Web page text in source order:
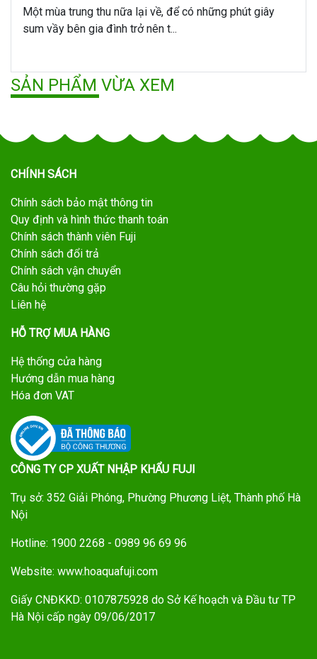
Một mùa trung thu nữa lại về, để có những phút giây
sum vầy bên gia đình trở nên t...
SẢN PHẨM VỪA XEM
CHÍNH SÁCH
Chính sách bảo mật thông tin
Quy định và hình thức thanh toán
Chính sách thành viên Fuji
Chính sách đổi trả
Chính sách vận chuyển
Câu hỏi thường gặp
Liên hệ
HỖ TRỢ MUA HÀNG
Hệ thống cửa hàng
Hướng dẫn mua hàng
Hóa đơn VAT
CÔNG TY CP XUẤT NHẬP KHẨU FUJI
Trụ sở: 352 Giải Phóng, Phường Phương Liệt, Thành phố Hà
Nội
Hotline: 1900 2268 - 0989 96 69 96
Website: www.hoaquafuji.com
Giấy CNĐKKD: 0107875928 do Sở Kế hoạch và Đầu tư TP
Hà Nội cấp ngày 09/06/2017